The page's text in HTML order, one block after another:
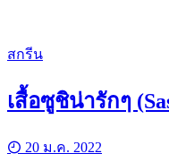
สกรีน
เสื้อซูชิน่ารักๆ
20 ม.ค. 2022